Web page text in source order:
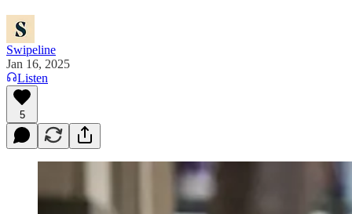
Swipeline
Jan 16, 2025
Listen
5